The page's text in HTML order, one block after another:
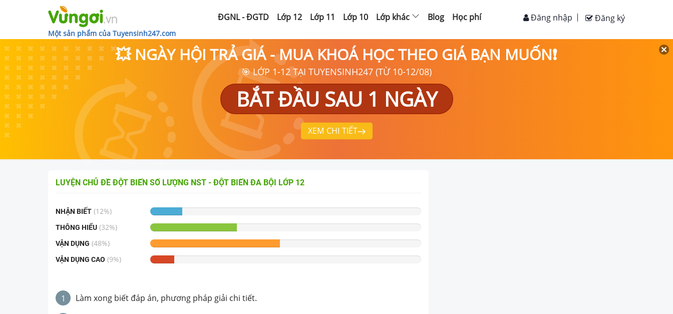
Một sản phẩm của Tuyensinh247.com
ĐGNL - ĐGTD Lớp 12 Lớp 11 Lớp 10 Lớp khác Blog Học phí Đăng ký
Đăng nhập
💥 NGÀY HỘI TRẢ GIÁ - MUA KHOÁ HỌC THEO GIÁ BẠN MUỐN❗
🎯 LỚP 1-12 TẠI TUYENSINH247 (TỪ 10-12/08)
BẮT ĐẦU SAU 1 NGÀY
XEM CHI TIẾT
LUYỆN CHỦ ĐỀĐỘT BIẾN SỐ LƯỢNG NST - ĐỘT BIẾN ĐA BỘI LỚP 12
NHẬN BIẾT (12%)
THÔNG HIỂU (32%)
VẬN DỤNG (48%)
VẬN DỤNG CAO (9%)
1 Làm xong biết đáp án, phương pháp giải chi tiết.